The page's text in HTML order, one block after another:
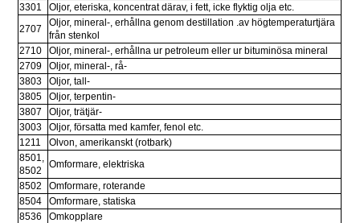
3301
Oljor, eteriska, koncentrat därav, i fett, icke flyktig olja etc.
2707
Oljor, mineral-, erhållna genom destillation .av högtemperaturtjära
från stenkol
2710
Oljor, mineral-, erhållna ur petroleum eller ur bituminösa mineral
2709
Oljor, mineral-, rå-
3803
Oljor, tall-
3805
Oljor, terpentin-
3807
Oljor, trätjär-
3003
Oljor, försatta med kamfer, fenol etc.
1211
Olvon, amerikanskt (rotbark)
8501,
8502
Omformare, elektriska
8502
Omformare, roterande
8504
Omformare, statiska
8536
Omkopplare